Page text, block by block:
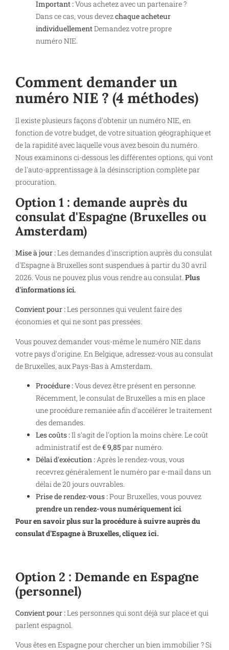
Important :Vous achetez avec un partenaire ?
Dans ce cas, vous devezchaque acheteur
individuellementDemandez votre propre
numéro NIE.
Comment demander un
numéro NIE ? (4 méthodes)
Il existe plusieurs façons d'obtenir un numéro NIE, en
fonction de votre budget, de votre situation géographique et
de la rapidité avec laquelle vous avez besoin du numéro.
Nous examinons ci-dessous les différentes options, qui vont
de l'auto-apprentissage à la désinscription complète par
procuration.
Option 1 : demande auprès du
consulat d'Espagne (Bruxelles ou
Amsterdam)
Mise à jour :Les demandes d'inscription auprès du consulat
d'Espagne à Bruxelles sont suspendues à partir du 30 avril
2026. Vous ne pouvez plus vous rendre au consulat. Plus
d'informations ici.
Convient pour :Les personnes qui veulent faire des
économies et qui ne sont pas pressées.
Vous pouvez demander vous-même le numéro NIE dans
votre pays d'origine. En Belgique, adressez-vous au consulat
de Bruxelles, aux Pays-Bas à Amsterdam.
Procédure :Vous devez être présent en personne.
Récemment, le consulat de Bruxelles a mis en place
une procédure remaniée afin d'accélérer le traitement
des demandes.
Les coûts :Il s'agit de l'option la moins chère. Le coût
administratif est de€ 9,85par numéro.
Délai d'exécution :Après le rendez-vous, vous
recevrez généralement le numéro par e-mail dans un
délai de 20 jours ouvrables.
Prise de rendez-vous :Pour Bruxelles, vous pouvez
prendre un rendez-vous numériquement ici.
Pour en savoir plus sur la procédure à suivre auprès du
consulat d'Espagne à Bruxelles, cliquez ici.
Option 2 : Demande en Espagne
(personnel)
Convient pour :Les personnes qui sont déjà sur place et qui
parlent espagnol.
Vous êtes en Espagne pour chercher un bien immobilier ? Si